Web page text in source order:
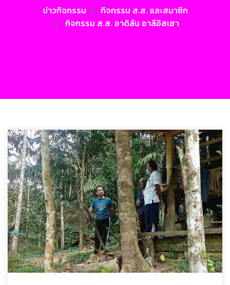
ข่าวกิจกรรม
กิจกรรม ส.ส. และสมาชิก
กิจกรรม ส.ส. อาดิลัน อาลีอิสเฮา